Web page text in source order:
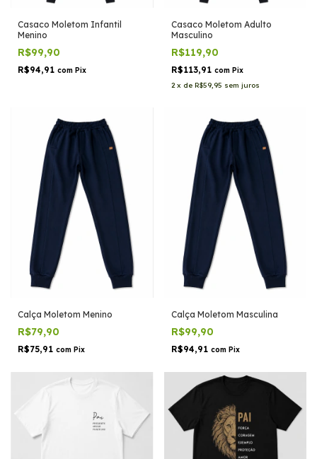
Casaco Moletom Infantil
Menino
R$99,90
R$94,91 com Pix
Casaco Moletom Adulto
Masculino
R$119,90
R$113,91 com Pix
2 x de R$59,95 sem juros
Calça Moletom Menino
R$79,90
R$75,91 com Pix
Calça Moletom Masculina
R$99,90
R$94,91 com Pix